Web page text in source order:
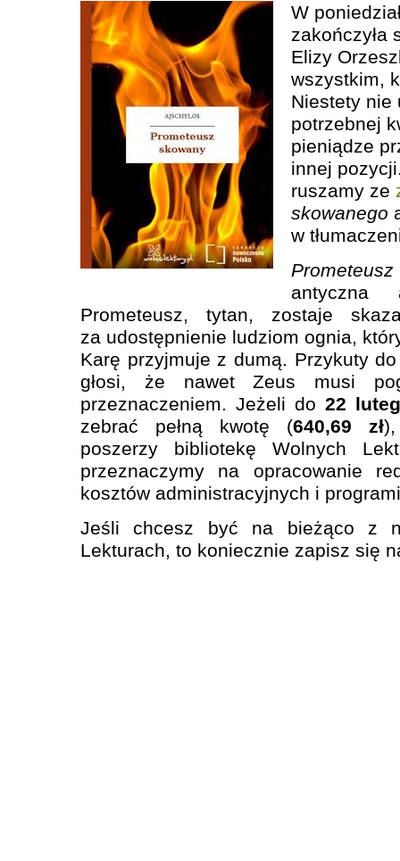
W
zakończyła
Elizy
wszystkim,
Niestety nie
potrzebnej
pieniądze
innej
ruszamy ze
skowanego
w
antyczna
Prometeusz, tytan, zostaje
za udostępnienie ludziom ognia,
Karę przyjmuje z dumą. Przykuty
głosi, że nawet Zeus musi
przeznaczeniem. Jeżeli do22
zebrać pełną kwotę (640,69 zł
poszerzy bibliotekę Wolnych
przeznaczymy na opracowanie
kosztów administracyjnych i
Jeśli chcesz być na bieżąco z
Lekturach, to koniecznie zapisz się